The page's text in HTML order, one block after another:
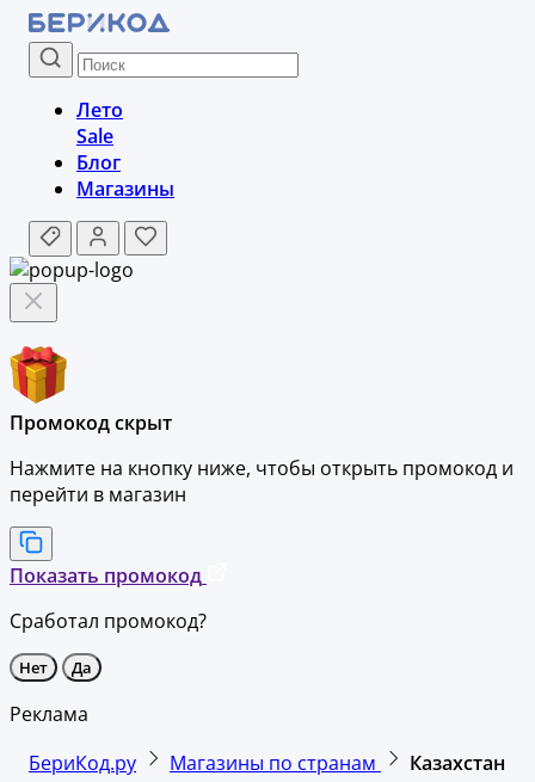
Лето
Sale
Блог
Магазины
Промокод скрыт
Нажмите на кнопку ниже, чтобы открыть промокод и
перейти в магазин
Показать промокод
Сработал промокод?
Нет Да
Реклама
БериКод.ру
Магазины по странам Казахстан